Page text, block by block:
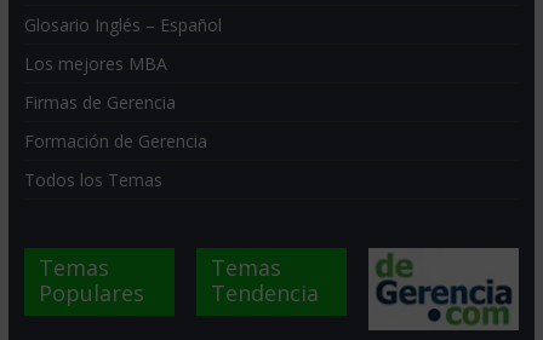
Glosario Inglés – Español
Los mejores MBA
Firmas de Gerencia
Formación de Gerencia
Todos los Temas
Temas
Populares
Temas
Tendencia